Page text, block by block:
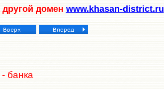
домен www.khasan-district.ru
банка